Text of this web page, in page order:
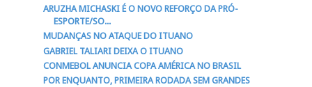
ARUZHA MICHASKI É O NOVO REFORÇO DA PRÓ-
ESPORTE/SO...
MUDANÇAS NO ATAQUE DO ITUANO
GABRIEL TALIARI DEIXA O ITUANO
CONMEBOL ANUNCIA COPA AMÉRICA NO BRASIL
POR ENQUANTO, PRIMEIRA RODADA SEM GRANDES